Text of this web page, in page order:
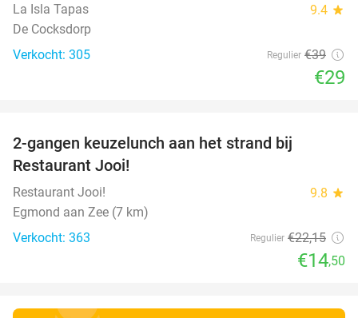
La Isla Tapas 9.4 star
De Cocksdorp
Verkocht: 305
Regulier €39
€29
2-gangen keuzelunch aan het strand bij
Restaurant Jooi!
Restaurant Jooi! 9.8 star
Egmond aan Zee (7 km)
Verkocht: 363
Regulier €22,15
€14,50